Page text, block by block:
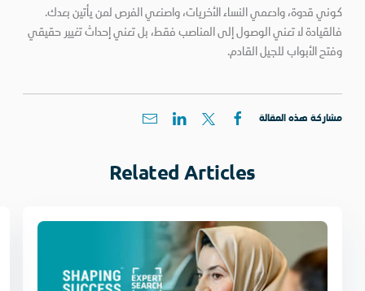
كوني قدوة، وادعمي النساء الأخريات، واصنعي الفرص لمن يأتين بعدك.
فالقيادة لا تعني الوصول إلى المناصب فقط، بل تعني إحداث تغيير حقيقي
وفتح الأبواب للجيل القادم.
مشاركة هذه المقالة
Related Articles